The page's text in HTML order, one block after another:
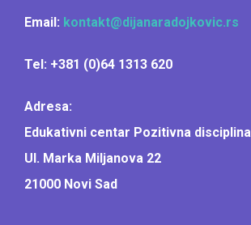
Email: kontakt@dijanaradojkovic.rs
Tel: +381 (0)64 1313 620
Adresa:
Edukativni centar Pozitivna disciplina
Ul. Marka Miljanova 22
21000 Novi Sad